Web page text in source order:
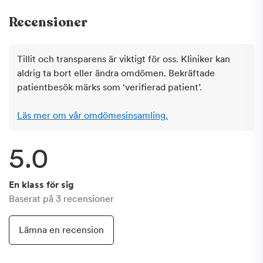
Recensioner
Tillit och transparens är viktigt för oss. Kliniker kan
aldrig ta bort eller ändra omdömen. Bekräftade
patientbesök märks som ‘verifierad patient’.
Läs mer om vår omdömesinsamling.
5.0
En klass för sig
Baserat på 3 recensioner
Lämna en recension